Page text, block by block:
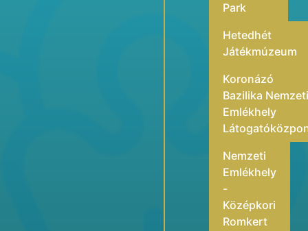
Park
Hetedhét
Játékmúzeum
Koronázó
Bazilika Nemzeti
Emlékhely
Nemzeti
Emlékhely
-
Középkori
Romkert